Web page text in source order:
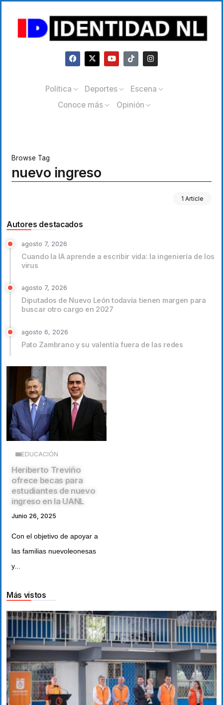
Política Deportes
Escena
Conoce más
Opinión
Browse Tag
nuevo ingreso
1 Article
Autores destacados
agosto 7, 2026
Cuando la IA aprende a escribir vida: la ingeniería de los
virus
agosto 7, 2026
Diputados de Nuevo León todavía tienen margen para
buscar otro cargo en 2027
agosto 6, 2026
Pato Zambrano y su valentía fuera de las redes
EDUCACIÓN
Heriberto Treviño
ofrece becas para
estudiantes de nuevo
ingreso en la UANL
Junio 26, 2025
Con el objetivo de apoyar a
las familias nuevoleonesas
y...
Más vistos